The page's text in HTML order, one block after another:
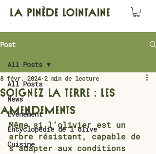
Post
All Posts
News
Evènement
Encyclopédie de l'olive
Cuisine
All Posts
Soignez la terre : les
amendements
8 févr. 2024 2 min de lecture
Même si l’olivier est un
arbre résistant, capable de
s’adapter aux conditions